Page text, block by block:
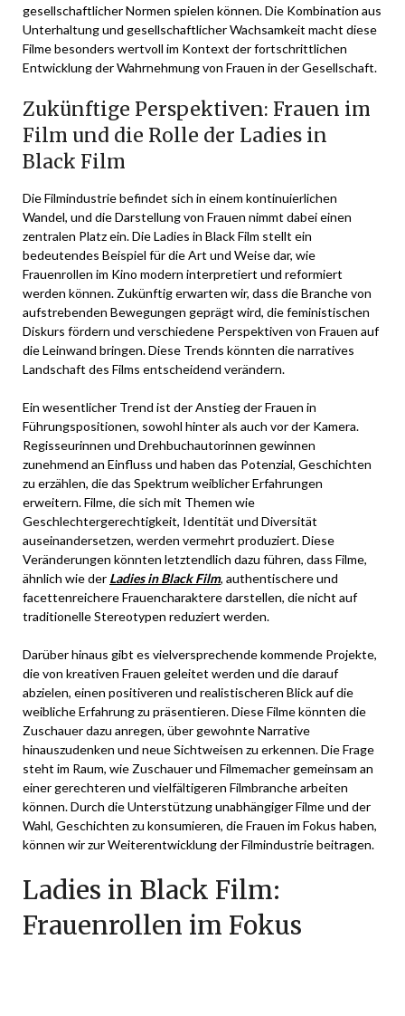
gesellschaftlicher Normen spielen können. Die Kombination aus
Unterhaltung und gesellschaftlicher Wachsamkeit macht diese
Filme besonders wertvoll im Kontext der fortschrittlichen
Entwicklung der Wahrnehmung von Frauen in der Gesellschaft.
Zukünftige Perspektiven: Frauen im
Film und die Rolle der Ladies in
Black Film
Die Filmindustrie befindet sich in einem kontinuierlichen
Wandel, und die Darstellung von Frauen nimmt dabei einen
zentralen Platz ein. Die Ladies in Black Film stellt ein
bedeutendes Beispiel für die Art und Weise dar, wie
Frauenrollen im Kino modern interpretiert und reformiert
werden können. Zukünftig erwarten wir, dass die Branche von
aufstrebenden Bewegungen geprägt wird, die feministischen
Diskurs fördern und verschiedene Perspektiven von Frauen auf
die Leinwand bringen. Diese Trends könnten die narratives
Landschaft des Films entscheidend verändern.
Ein wesentlicher Trend ist der Anstieg der Frauen in
Führungspositionen, sowohl hinter als auch vor der Kamera.
Regisseurinnen und Drehbuchautorinnen gewinnen
zunehmend an Einfluss und haben das Potenzial, Geschichten
zu erzählen, die das Spektrum weiblicher Erfahrungen
erweitern. Filme, die sich mit Themen wie
Geschlechtergerechtigkeit, Identität und Diversität
auseinandersetzen, werden vermehrt produziert. Diese
Veränderungen könnten letztendlich dazu führen, dass Filme,
ähnlich wie der Ladies in Black Film, authentischere und
facettenreichere Frauencharaktere darstellen, die nicht auf
traditionelle Stereotypen reduziert werden.
Darüber hinaus gibt es vielversprechende kommende Projekte,
die von kreativen Frauen geleitet werden und die darauf
abzielen, einen positiveren und realistischeren Blick auf die
weibliche Erfahrung zu präsentieren. Diese Filme könnten die
Zuschauer dazu anregen, über gewohnte Narrative
hinauszudenken und neue Sichtweisen zu erkennen. Die Frage
steht im Raum, wie Zuschauer und Filmemacher gemeinsam an
einer gerechteren und vielfältigeren Filmbranche arbeiten
können. Durch die Unterstützung unabhängiger Filme und der
Wahl, Geschichten zu konsumieren, die Frauen im Fokus haben,
können wir zur Weiterentwicklung der Filmindustrie beitragen.
Ladies in Black Film:
Frauenrollen im Fokus